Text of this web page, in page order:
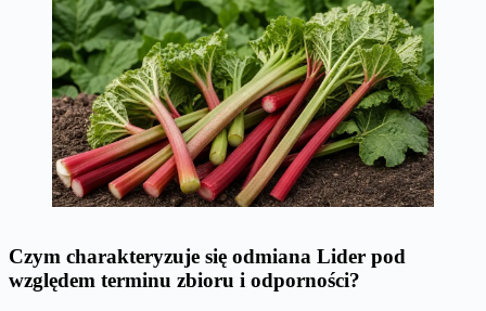
Czym charakteryzuje się odmiana Lider pod
względem terminu zbioru i odporności?